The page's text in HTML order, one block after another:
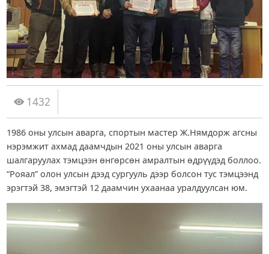
1432
1986 оны улсын аварга, спортын мастер Ж.Нямдорж агсны
нэрэмжит ахмад даамчдын 2021 оны улсын аварга
шалгаруулах тэмцээн өнгөрсөн амралтын өдрүүдэд боллоо.
“Рояал” олон улсын дээд сургууль дээр болсон тус тэмцээнд
эрэгтэй 38, эмэгтэй 12 даамчин ухаанаа уралдуулсан юм.